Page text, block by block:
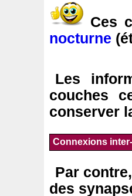
Ces
nocturne
Les
couches
conserver
Connexions
Par
des